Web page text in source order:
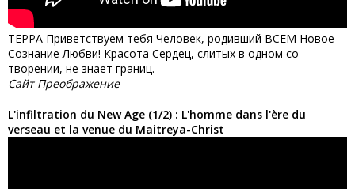
ТЕРРА Приветствуем тебя Человек, родивший ВСЕМ Новое
Сознание Любви! Красота Сердец, слитых в одном со-
творении, не знает границ.
Сайт Преображение
L'infiltration du New Age (1/2) : L'homme dans l'ère du
verseau et la venue du Maitreya-Christ